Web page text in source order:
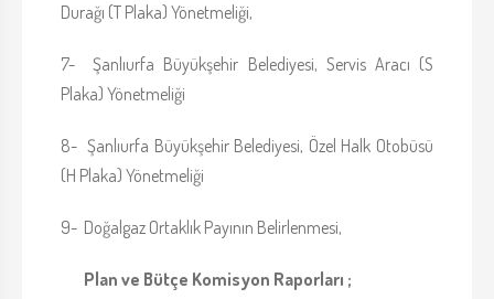
Durağı (T Plaka) Yönetmeliği,
7- Şanlıurfa Büyükşehir Belediyesi, Servis Aracı (S
Plaka) Yönetmeliği
8- Şanlıurfa Büyükşehir Belediyesi, Özel Halk Otobüsü
(H Plaka) Yönetmeliği
9- Doğalgaz Ortaklık Payının Belirlenmesi,
Plan ve Bütçe Komisyon Raporları ;